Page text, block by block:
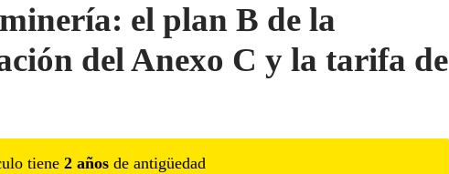
el plan B de la
del Anexo C y la tarifa de
tiene 2 años de antigüedad